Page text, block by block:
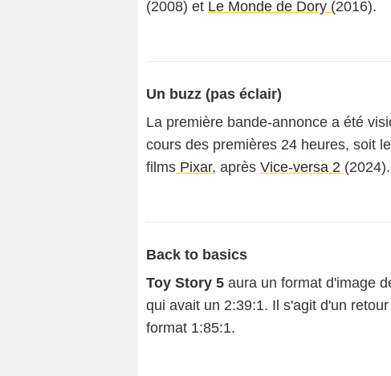
(2008) et Le Monde de Dory (2016).
Un buzz (pas éclair)
La première bande-annonce a été
cours des premières 24 heures, soit
films Pixar, après Vice-versa 2 (2024).
Back to basics
Toy Story 5 aura un format d'image
qui avait un 2:39:1. Il s'agit d'un
format 1:85:1.